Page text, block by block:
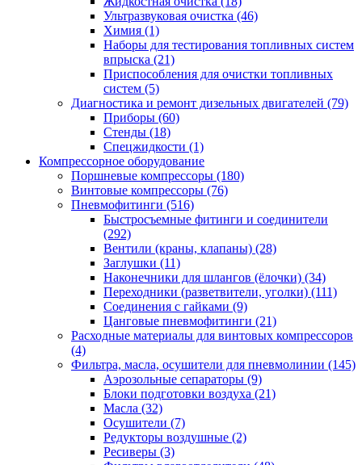
Ультразвуковая очистка (46)
Химия (1)
Наборы для тестирования топливных систем
впрыска (21)
Приспособления для очистки топливных
систем (5)
Диагностика и ремонт дизельных двигателей (79)
Приборы (60)
Стенды (18)
Спецжидкости (1)
Компрессорное оборудование
Поршневые компрессоры (180)
Винтовые компрессоры (76)
Пневмофитинги (516)
Быстросъемные фитинги и соединители
(292)
Вентили (краны, клапаны) (28)
Заглушки (11)
Наконечники для шлангов (ёлочки) (34)
Переходники (разветвители, уголки) (111)
Соединения с гайками (9)
Цанговые пневмофитинги (21)
Расходные материалы для винтовых компрессоров
(4)
Фильтра, масла, осушители для пневмолинии (145)
Аэрозольные сепараторы (9)
Блоки подготовки воздуха (21)
Масла (32)
Осушители (7)
Редукторы воздушные (2)
Ресиверы (3)